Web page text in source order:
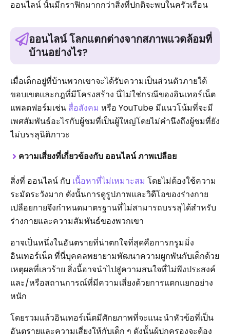
ออนไลน์ นั้นมีกราฟิกมากกว่าสิ่งที่ปกติจะพบในครัวเรือน
ออนไลน์ โลกแตกต่างจากสภาพแวดล้อมที่
บ้านอย่างไร?
เมื่อเด็กอยู่ที่บ้านพวกเขาจะได้รับความเป็นส่วนตัวภายใต้
ขอบเขตและกฎที่มีโครงสร้าง นี่ไม่ใช่กรณีของอินเทอร์เน็ต
แพลตฟอร์มเช่น สื่อสังคม หรือ YouTube มีแนวโน้มที่จะมี
เพศสัมพันธ์อะไรกับผู้ชมที่เป็นผู้ใหญ่โดยไม่คำนึงถึงผู้ชมที่ยัง
ไม่บรรลุนิติภาวะ
ความเสี่ยงที่เกี่ยวข้องกับ ออนไลน์ ภาพเปลือย
สิ่งที่ ออนไลน์ กับ เนื้อหาที่ไม่เหมาะสม โดยไม่ต้องใช้ความ
ระมัดระวังมาก ดังนั้นการดูรูปภาพและวิดีโอของร่างกาย
เปลือยกายจึงกำหนดมาตรฐานที่ไม่สามารถบรรลุได้สำหรับ
ร่างกายและความสัมพันธ์ของพวกเขา
อาจเป็นหนึ่งในอันตรายที่น่าตกใจที่สุดคือการกรูมมิ่ง
อินเทอร์เน็ต ที่นี่บุคคลพยายามพัฒนาความผูกพันกับเด็กด้วย
เหตุผลที่เลวร้าย สิ่งนี้อาจนำไปสู่ความสนใจที่ไม่พึงประสงค์
และ/หรือสถานการณ์ที่มีความเสี่ยงด้วยการแตกแยกอย่าง
หนัก
โดยรวมแล้วอินเทอร์เน็ตมีศักยภาพที่จะแนะนำหัวข้อที่เป็น
อันตรายและความเสี่ยงให้กับเด็ก ๆ ดังนั้นผู้ปกครองจะต้อง